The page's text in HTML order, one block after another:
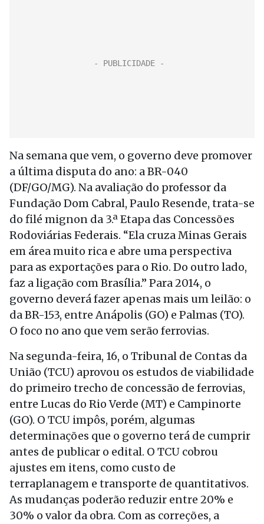
Na semana que vem, o governo deve promover
a última disputa do ano: a BR-040
(DF/GO/MG). Na avaliação do professor da
Fundação Dom Cabral, Paulo Resende, trata-se
do filé mignon da 3.ª Etapa das Concessões
Rodoviárias Federais. “Ela cruza Minas Gerais
em área muito rica e abre uma perspectiva
para as exportações para o Rio. Do outro lado,
faz a ligação com Brasília.” Para 2014, o
governo deverá fazer apenas mais um leilão: o
da BR-153, entre Anápolis (GO) e Palmas (TO).
O foco no ano que vem serão ferrovias.
Na segunda-feira, 16, o Tribunal de Contas da
União (TCU) aprovou os estudos de viabilidade
do primeiro trecho de concessão de ferrovias,
entre Lucas do Rio Verde (MT) e Campinorte
(GO). O TCU impôs, porém, algumas
determinações que o governo terá de cumprir
antes de publicar o edital. O TCU cobrou
ajustes em itens, como custo de
terraplanagem e transporte de quantitativos.
As mudanças poderão reduzir entre 20% e
30% o valor da obra. Com as correções, a